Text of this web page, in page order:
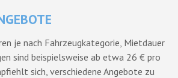
je nach Fahrzeugkategorie, Mietdauer
sind beispielsweise ab etwa 26 € pro
sich, verschiedene Angebote zu